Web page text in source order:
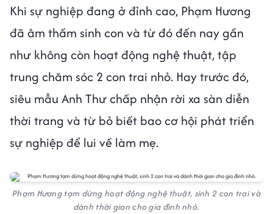
Khi sự nghiệp đang ở đỉnh cao, Phạm Hương
đã âm thầm sinh con và từ đó đến nay gần
như không còn hoạt động nghệ thuật, tập
trung chăm sóc 2 con trai nhỏ. Hay trước đó,
siêu mẫu Anh Thư chấp nhận rời xa sàn diễn
thời trang và từ bỏ biết bao cơ hội phát triển
sự nghiệp để lui về làm mẹ.
Phạm Hương tạm dừng hoạt động nghệ thuật, sinh 2 con trai và
dành thời gian cho gia đình nhỏ.